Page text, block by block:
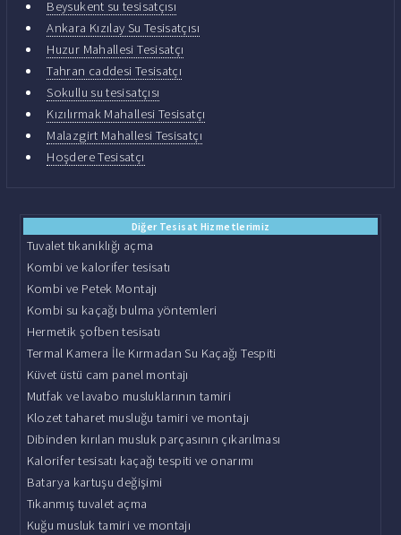
Beysukent su tesisatçısı
Ankara Kızılay Su Tesisatçısı
Huzur Mahallesi Tesisatçı
Tahran caddesi Tesisatçı
Sokullu su tesisatçısı
Kızılırmak Mahallesi Tesisatçı
Malazgirt Mahallesi Tesisatçı
Hoşdere Tesisatçı
Diğer Tesisat Hizmetlerimiz
Tuvalet tıkanıklığı açma
Kombi ve kalorifer tesisatı
Kombi ve Petek Montajı
Kombi su kaçağı bulma yöntemleri
Hermetik şofben tesisatı
Termal Kamera İle Kırmadan Su Kaçağı Tespiti
Küvet üstü cam panel montajı
Mutfak ve lavabo musluklarının tamiri
Klozet taharet musluğu tamiri ve montajı
Dibinden kırılan musluk parçasının çıkarılması
Kalorifer tesisatı kaçağı tespiti ve onarımı
Batarya kartuşu değişimi
Tıkanmış tuvalet açma
Kuğu musluk tamiri ve montajı